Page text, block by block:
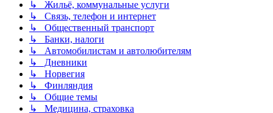
↳ Жильё, коммунальные услуги
↳ Связь, телефон и интернет
↳ Общественный транспорт
↳ Банки, налоги
↳ Автомобилистам и автолюбителям
↳ Дневники
↳ Норвегия
↳ Финляндия
↳ Общие темы
↳ Медицина, страховка